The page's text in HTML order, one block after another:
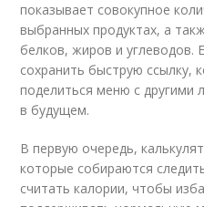
показывает совокупное
выбранных продуктах, а
белков, жиров и углеводов.
сохранить быструю ссылку,
поделиться меню с другими
в будущем.
В первую очередь,
которые собираются
считать калории, чтобы